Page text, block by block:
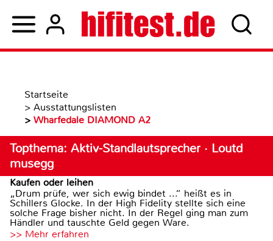
Startseite
> Ausstattungslisten
> Wharfedale DIAMOND A2
Topthema: Aktiv-Standlautsprecher · Loutd
musegg
Kaufen oder leihen
„Drum prüfe, wer sich ewig bindet ...“ heißt es in
Schillers Glocke. In der High Fidelity stellte sich eine
solche Frage bisher nicht. In der Regel ging man zum
Händler und tauschte Geld gegen Ware.
>> Mehr erfahren